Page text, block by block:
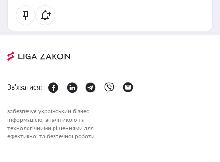
Зв'язатися:
забезпечує український бізнес
інформацією, аналітикою та
технологічними рішеннями для
ефективної та безпечної роботи.